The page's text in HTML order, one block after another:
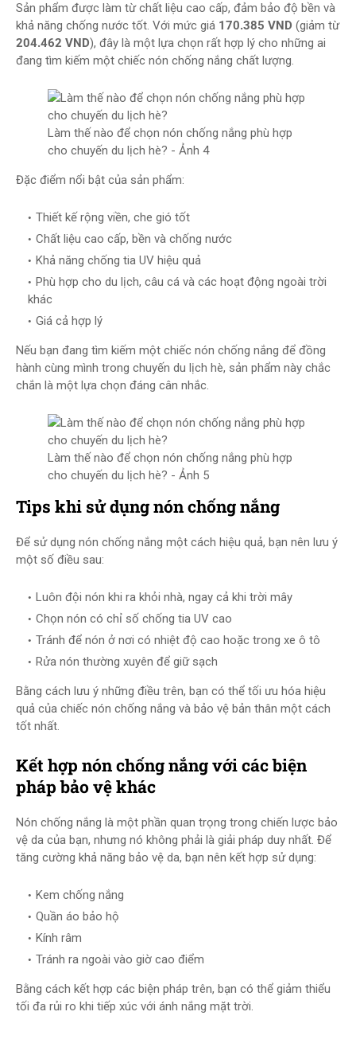
Sản phẩm được làm từ chất liệu cao cấp, đảm bảo độ bền và
khả năng chống nước tốt. Với mức giá 170.385 VND (giảm từ
204.462 VND), đây là một lựa chọn rất hợp lý cho những ai
đang tìm kiếm một chiếc nón chống nắng chất lượng.
Làm thế nào để chọn nón chống nắng phù hợp
cho chuyến du lịch hè? - Ảnh 4
Đặc điểm nổi bật của sản phẩm:
Thiết kế rộng viền, che gió tốt
Chất liệu cao cấp, bền và chống nước
Khả năng chống tia UV hiệu quả
Phù hợp cho du lịch, câu cá và các hoạt động ngoài trời
khác
Giá cả hợp lý
Nếu bạn đang tìm kiếm một chiếc nón chống nắng để đồng
hành cùng mình trong chuyến du lịch hè, sản phẩm này chắc
chắn là một lựa chọn đáng cân nhắc.
Làm thế nào để chọn nón chống nắng phù hợp
cho chuyến du lịch hè? - Ảnh 5
Tips khi sử dụng nón chống nắng
Để sử dụng nón chống nắng một cách hiệu quả, bạn nên lưu ý
một số điều sau:
Luôn đội nón khi ra khỏi nhà, ngay cả khi trời mây
Chọn nón có chỉ số chống tia UV cao
Tránh để nón ở nơi có nhiệt độ cao hoặc trong xe ô tô
Rửa nón thường xuyên để giữ sạch
Bằng cách lưu ý những điều trên, bạn có thể tối ưu hóa hiệu
quả của chiếc nón chống nắng và bảo vệ bản thân một cách
tốt nhất.
Kết hợp nón chống nắng với các biện
pháp bảo vệ khác
Nón chống nắng là một phần quan trọng trong chiến lược bảo
vệ da của bạn, nhưng nó không phải là giải pháp duy nhất. Để
tăng cường khả năng bảo vệ da, bạn nên kết hợp sử dụng:
Kem chống nắng
Quần áo bảo hộ
Kính râm
Tránh ra ngoài vào giờ cao điểm
Bằng cách kết hợp các biện pháp trên, bạn có thể giảm thiểu
tối đa rủi ro khi tiếp xúc với ánh nắng mặt trời.